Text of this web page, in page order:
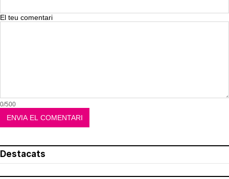
El teu comentari
0/500
Destacats